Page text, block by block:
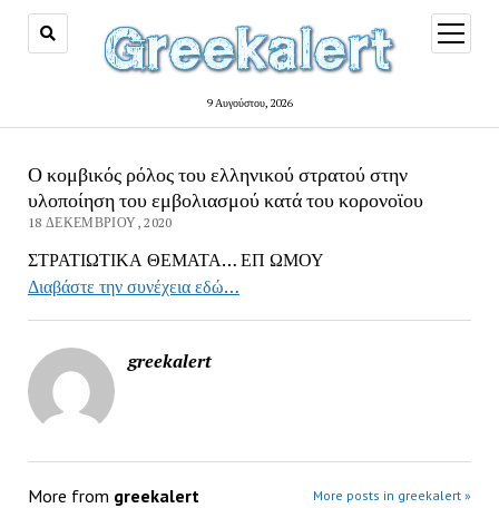
9 Αυγούστου, 2026
open
menu
Ο κομβικός ρόλος του ελληνικού στρατού στην
υλοποίηση του εμβολιασμού κατά του κορονοϊου
18 ΔΕΚΕΜΒΡΊΟΥ, 2020
ΣΤΡΑΤΙΩΤΙΚΑ ΘΕΜΑΤΑ… ΕΠ ΩΜΟΥ
Διαβάστε την συνέχεια εδώ…
greekalert
More from greekalert More posts in greekalert »